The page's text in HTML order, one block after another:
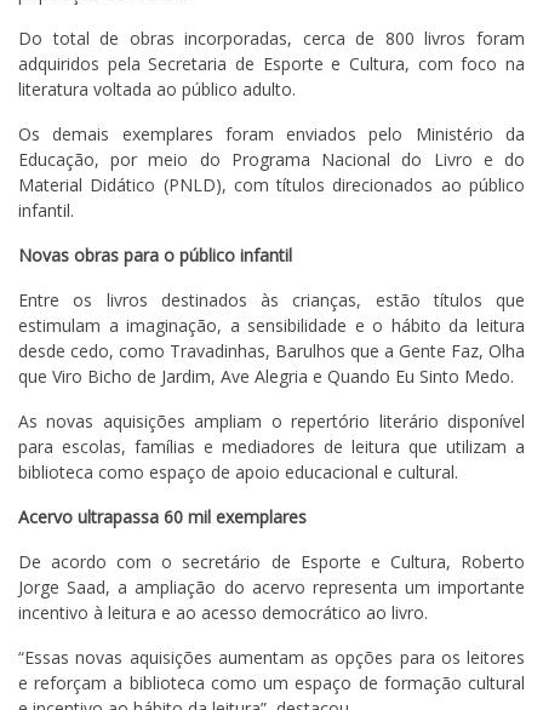
Do total de obras incorporadas, cerca de 800 livros foram
adquiridos pela Secretaria de Esporte e Cultura, com foco na
literatura voltada ao público adulto.
Os demais exemplares foram enviados pelo Ministério da
Educação, por meio do Programa Nacional do Livro e do
Material Didático (PNLD), com títulos direcionados ao público
infantil.
Novas obras para o público infantil
Entre os livros destinados às crianças, estão títulos que
estimulam a imaginação, a sensibilidade e o hábito da leitura
desde cedo, como Travadinhas, Barulhos que a Gente Faz, Olha
que Viro Bicho de Jardim, Ave Alegria e Quando Eu Sinto Medo.
As novas aquisições ampliam o repertório literário disponível
para escolas, famílias e mediadores de leitura que utilizam a
biblioteca como espaço de apoio educacional e cultural.
Acervo ultrapassa 60 mil exemplares
De acordo com o secretário de Esporte e Cultura, Roberto
Jorge Saad, a ampliação do acervo representa um importante
incentivo à leitura e ao acesso democrático ao livro.
“Essas novas aquisições aumentam as opções para os leitores
e reforçam a biblioteca como um espaço de formação cultural